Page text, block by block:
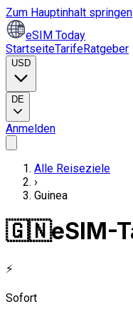
Zum Hauptinhalt springen
eSIM Today
StartseiteTarifeRatgeber
USD
DE
Anmelden
Alle Reiseziele
›
Guinea
🇬🇳eSIM-
⚡
Sofort